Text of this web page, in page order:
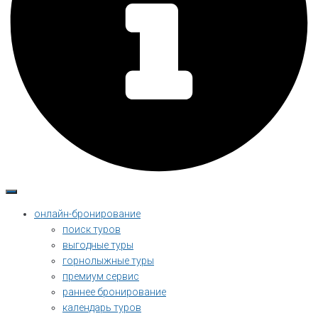
онлайн-бронирование
поиск туров
выгодные туры
горнолыжные туры
премиум сервис
раннее бронирование
календарь туров